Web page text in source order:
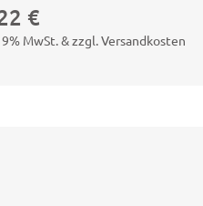
€
MwSt. & zzgl. Versandkosten